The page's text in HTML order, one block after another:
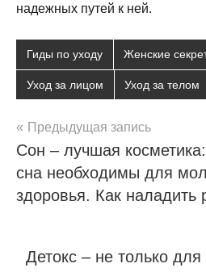
надежных путей к ней.
Гиды по уходу Женские
Уход за лицом Уход за телом
Навигация
по
записям
Предыдущая запись
Сон – лучшая
сна необходимы для
здоровья. Как наладить
Детокс – не только для